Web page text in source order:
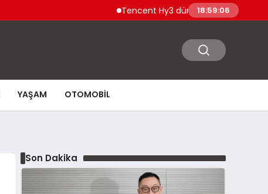
Tencent Hy3 dünya genelinde kullanıma
18:59:07
YAŞAM OTOMOBIL
Son Dakika